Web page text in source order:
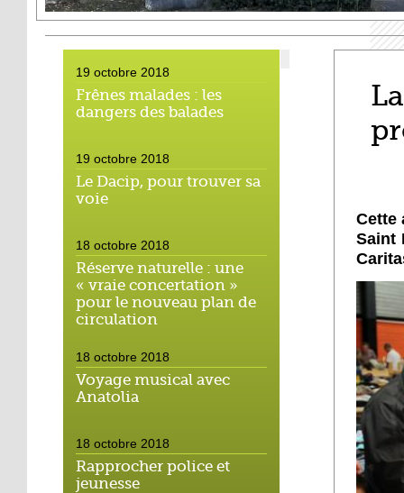
19 octobre 2018
Frênes malades : les
dangers des balades
19 octobre 2018
Le Dacip, pour trouver sa
voie
18 octobre 2018
Réserve naturelle : une
« vraie concertation »
pour le nouveau plan de
circulation
18 octobre 2018
Voyage musical avec
Anatolia
18 octobre 2018
Rapprocher police et
jeunesse
Cette
Saint